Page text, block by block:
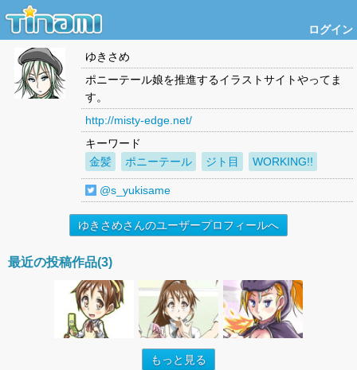
ログイン
ゆきさめ
ポニーテール娘を推進するイラストサイトやってま
す。
http://misty-edge.net/
キーワード
金髪
ポニーテール ジト目 WORKING!!
@s_yukisame
ゆきさめさんのユーザープロフィールへ
最近の投稿作品(3)
もっと見る